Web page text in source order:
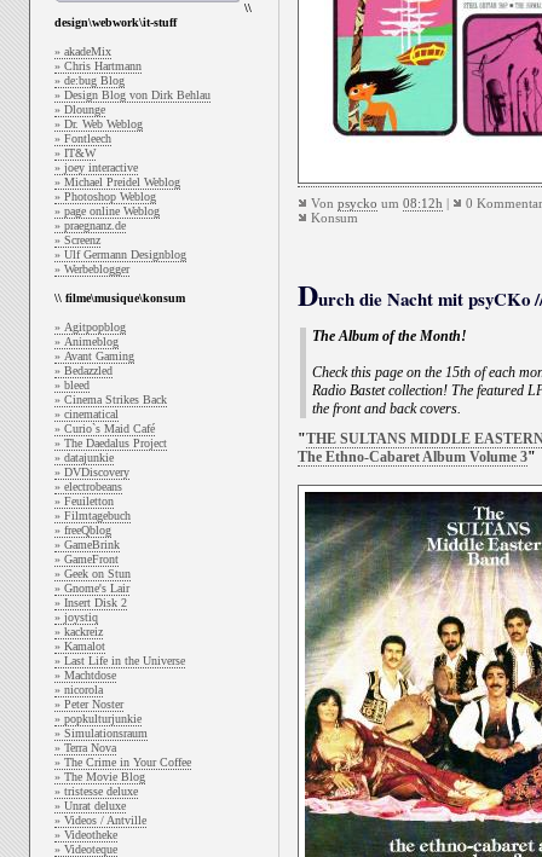
\\
design\webwork\it-stuff
» akadeMix
» Chris Hartmann
» de:bug Blog
» Design Blog von Dirk Behlau
» Dlounge
» Dr. Web Weblog
» Fontleech
» IT&W
» joey interactive
» Michael Preidel Weblog
» Photoshop Weblog
» page online Weblog
» praegnanz.de
» Screenz
» Ulf Germann Designblog
» Werbeblogger
\\ filme\musique\konsum
» Agitpopblog
» Animeblog
» Avant Gaming
» Bedazzled
» bleed
» Cinema Strikes Back
» cinematical
» Curio`s Maid Café
» The Daedalus Project
» datajunkie
» DVDiscovery
» electrobeans
» Feuiletton
» Filmtagebuch
» freeQblog
» GameBrink
» GameFront
» Geek on Stun
» Gnome's Lair
» Insert Disk 2
» joystiq
» kackreiz
» Kamalot
» Last Life in the Universe
» Machtdose
» nicorola
» Peter Noster
» popkulturjunkie
» Simulationsraum
» Terra Nova
» The Crime in Your Coffee
» The Movie Blog
» tristesse deluxe
» Unrat deluxe
» Videos / Antville
» Videotheke
» Videoteque
Von psycko um 08:12h |
0
Konsum
Durch die Nacht mit psyCKo
The Album of the Month!
Check this page on the 15th of each
Radio Bastet collection! The featured
the front and back covers.
"THE SULTANS MIDDLE
The Ethno-Cabaret Album Volume 3"